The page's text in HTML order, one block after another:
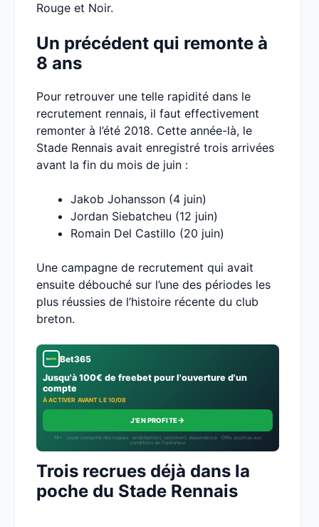
Rouge et Noir.
Un précédent qui remonte à
8 ans
Pour retrouver une telle rapidité dans le
recrutement rennais, il faut effectivement
remonter à l’été 2018. Cette année-là, le
Stade Rennais avait enregistré trois arrivées
avant la fin du mois de juin :
Jakob Johansson (4 juin)
Jordan Siebatcheu (12 juin)
Romain Del Castillo (20 juin)
Une campagne de recrutement qui avait
ensuite débouché sur l’une des périodes les
plus réussies de l’histoire récente du club
breton.
Bet365
Jusqu'à 100€ de freebet pour l'ouverture d'un
compte
À ACTIVER AVANT LE 10/08
J'EN PROFITE→
18+ · Jouer comporte des risques : endettement, isolement, dépendance · Offre soumise aux
conditions de l’opérateur.
Trois recrues déjà dans la
poche du Stade Rennais